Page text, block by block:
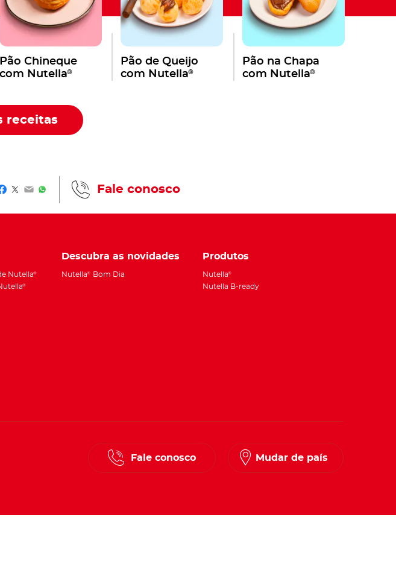
Pão Chineque
com Nutella®
Pão de Queijo
com Nutella®
Pão na Chapa
com Nutella®
receitas
Twitter
EmailWhatsApp Fale conosco
Nutella®
®
Descubra as novidades
Nutella® Bom Dia
Produtos
Nutella®
Nutella B-ready
Fale conosco Mudar de país